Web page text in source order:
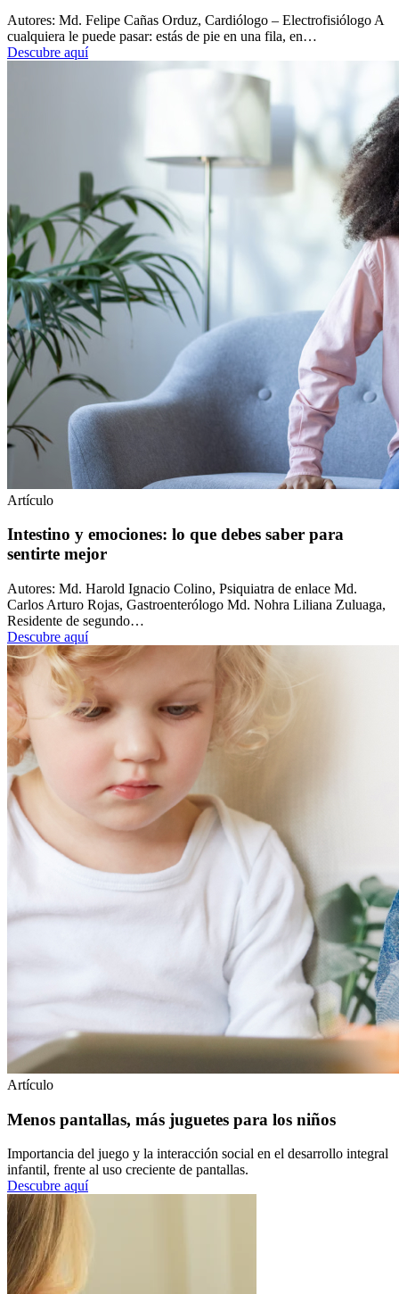
Autores: Md. Felipe Cañas Orduz, Cardiólogo – Electrofisiólogo A
cualquiera le puede pasar: estás de pie en una fila, en…
Descubre aquí
Artículo
Intestino y emociones: lo que debes saber para
sentirte mejor
Autores: Md. Harold Ignacio Colino, Psiquiatra de enlace Md.
Carlos Arturo Rojas, Gastroenterólogo Md. Nohra Liliana Zuluaga,
Residente de segundo…
Descubre aquí
Artículo
Menos pantallas, más juguetes para los niños
Importancia del juego y la interacción social en el desarrollo integral
infantil, frente al uso creciente de pantallas.
Descubre aquí